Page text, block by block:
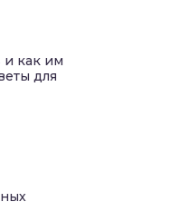
и как им
для